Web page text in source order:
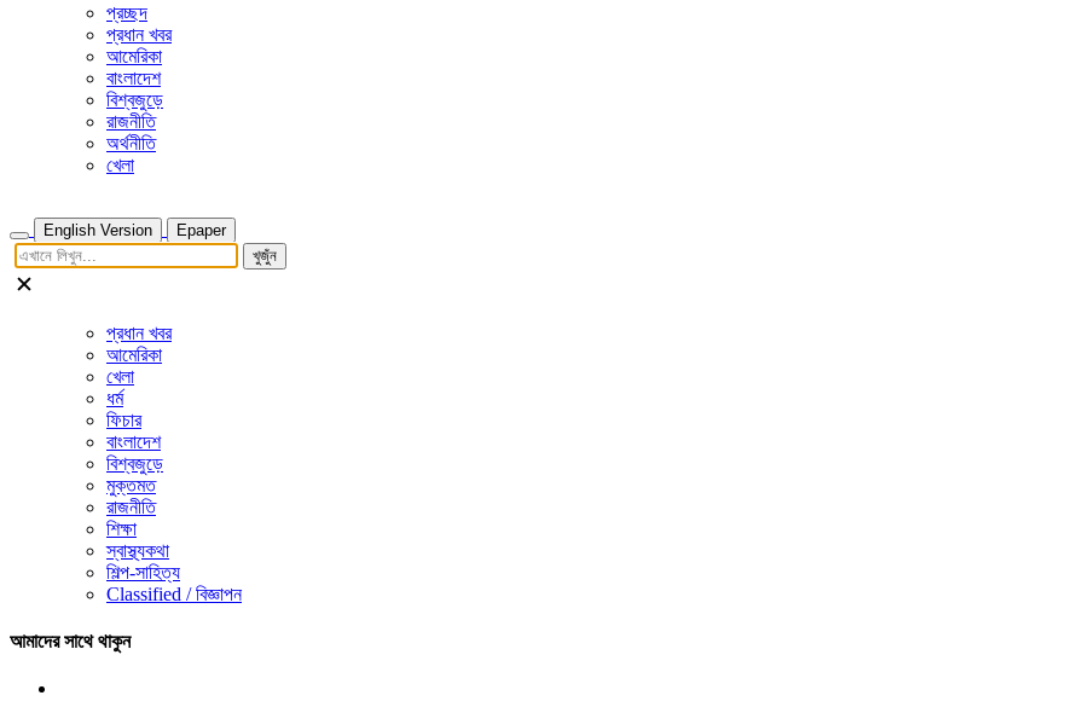
প্রচ্ছদ
প্রধান খবর
আমেরিকা
বাংলাদেশ
বিশ্বজুড়ে
রাজনীতি
অর্থনীতি
খেলা
English Version
Epaper
খুজুঁন
প্রধান খবর
আমেরিকা
খেলা
ধর্ম
ফিচার
বাংলাদেশ
বিশ্বজুড়ে
মুক্তমত
রাজনীতি
শিক্ষা
স্বাস্থ্যকথা
শিল্প-সাহিত্য
Classified / বিজ্ঞাপন
আমাদের সাথে থাকুন